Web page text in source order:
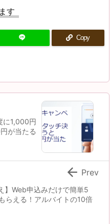
す
Copy
に1,000円
が当たる
】Web申込みだけで簡単5
らえる！アルバイトの10倍
 Prev